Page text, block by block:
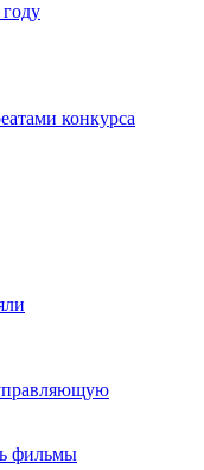
конкурса
фильмы